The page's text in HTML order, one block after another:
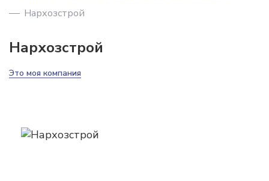
Нархозстрой
Нархозстрой
Это моя компания